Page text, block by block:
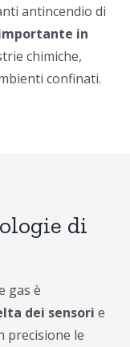
antincendio di
in
chimiche,
confinati.
di
gas è
dei sensori e
precisione le